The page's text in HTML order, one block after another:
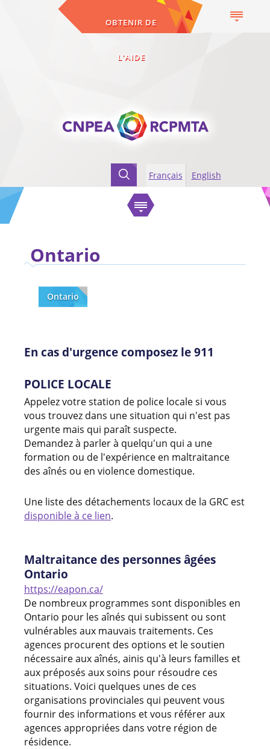
OBTENIR DE
L'AIDE
Français English
Ontario
Ontario
En cas d'urgence composez le 911
POLICE LOCALE
Appelez votre station de police locale si vous
vous trouvez dans une situation qui n'est pas
urgente mais qui paraît suspecte.
Demandez à parler à quelqu'un qui a une
formation ou de l'expérience en maltraitance
des aînés ou en violence domestique.
Une liste des détachements locaux de la GRC est
disponible à ce lien.
Maltraitance des personnes âgées
Ontario
https://eapon.ca/
De nombreux programmes sont disponibles en
Ontario pour les aînés qui subissent ou sont
vulnérables aux mauvais traitements. Ces
agences procurent des options et le soutien
nécessaire aux aînés, ainis qu'à leurs familles et
aux préposés aux soins pour résoudre ces
situations. Voici quelques unes de ces
organisations provinciales qui peuvent vous
fournir des informations et vous référer aux
agences appropriées dans votre région de
résidence.